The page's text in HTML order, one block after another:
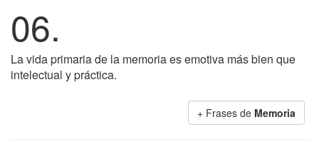
06.
La vida primaria de la memoria es emotiva más bien que
intelectual y práctica.
+ Frases de Memoria